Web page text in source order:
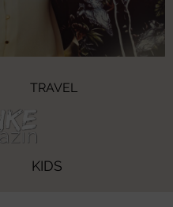
TRAVEL
KIDS